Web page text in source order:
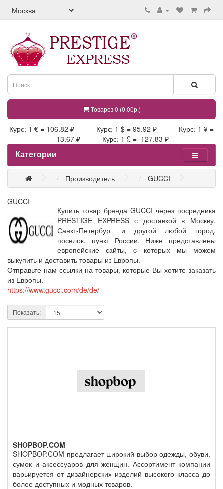
Товаров 0 (0.00р.)
Курс: 1 € = 106.82 ₽ Курс: 1 $ = 95.92 ₽ Курс: 1 ¥ =
13.67 ₽ Курс: 1 £ = 127.83 ₽
Категории
Производитель GUCCI
GUCCI
Купить товар бренда GUCCI через посредника
PRESTIGE EXPRESS с доставкой в Москву,
Санкт-Петербург и другой любой город,
поселок, пункт России. Ниже представлены
европейские сайты, c которых мы можем
выкупить и доставить товары из Европы.
Отправьте нам ссылки на товары, которые Вы хотите заказать
из Европы.
https://www.gucci.com/de/de/
Показать:
SHOPBOP.COM
SHOPBOP.COM предлагает широкий выбор одежды, обуви,
сумок и аксессуаров для женщин. Ассортимент компании
варьируется от дизайнерских изделий высокого класса до
более доступных и модных товаров.